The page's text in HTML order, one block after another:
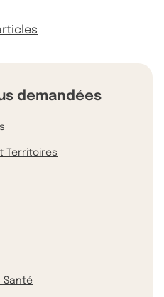
demandées
Territoires
Santé